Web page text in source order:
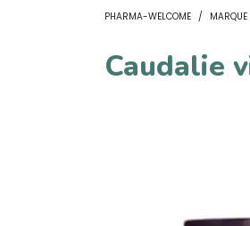
PHARMA-WELCOME MARQUE
Caudalie